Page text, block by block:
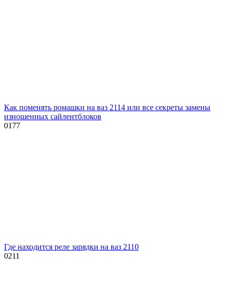
Как поменять ромашки на ваз 2114 или все секреты замены
изношенных сайлентблоков
0177
Где находится реле зарядки на ваз 2110
0211